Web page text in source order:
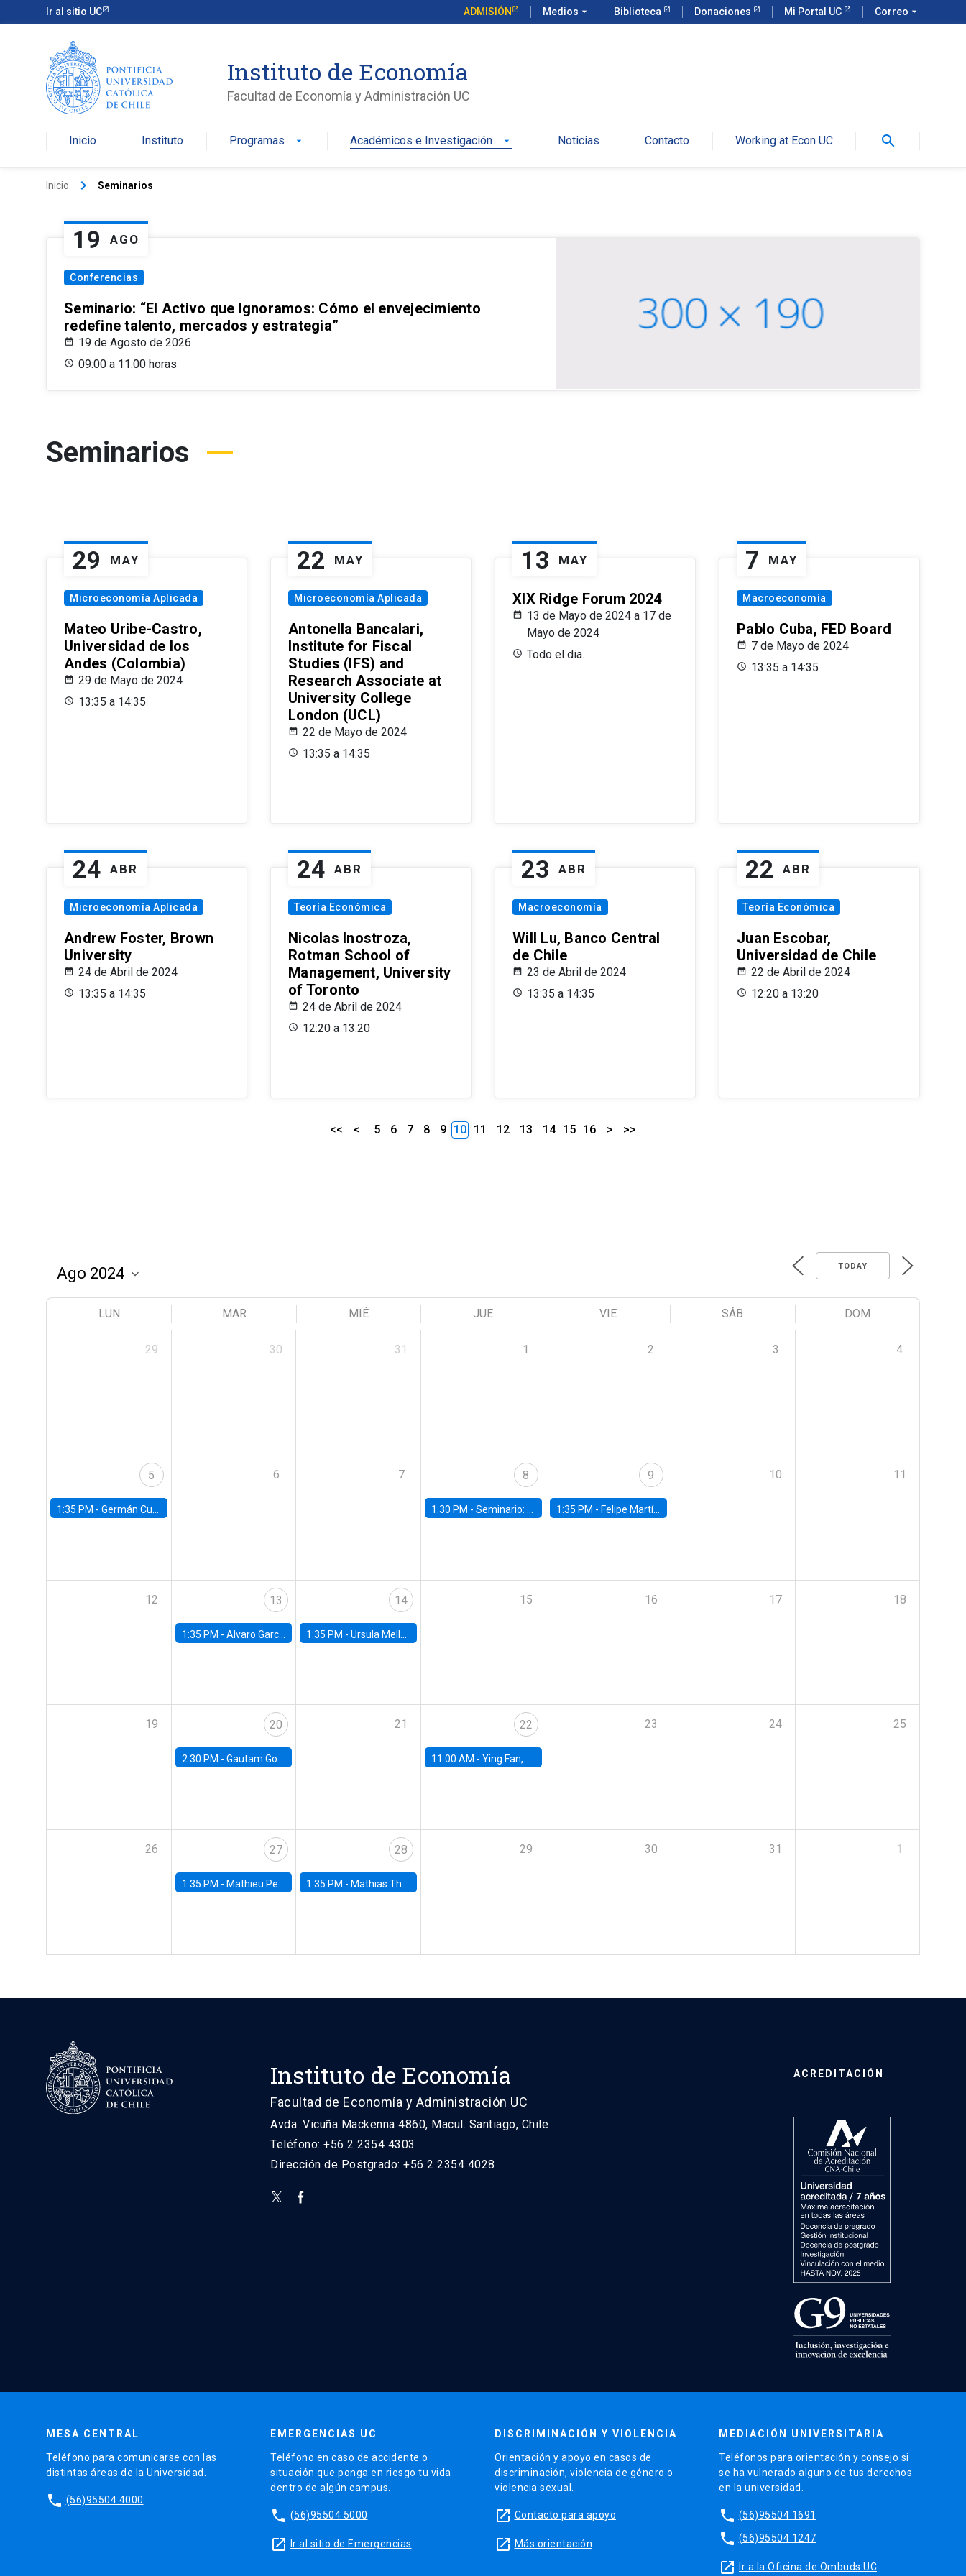
Ir al sitio UC ADMISIÓN Medios arrow_drop_down Biblioteca Donaciones Mi Portal UC Correo arrow_drop_down
Instituto de Economía
Facultad de Economía y Administración UC
Inicio Instituto Programas arrow_drop_down Académicos e Investigación arrow_drop_down Noticias Contacto Working at Econ UC search
Inicio keyboard_arrow_right Seminarios
19 AGO
Conferencias
Seminario: “El Activo que Ignoramos: Cómo el envejecimiento
redefine talento, mercados y estrategia”
19 de Agosto de 2026
09:00 a 11:00 horas
Seminarios
29 MAY
Microeconomía Aplicada
Mateo Uribe-Castro,
Universidad de los
Andes (Colombia)
29 de Mayo de 2024
13:35 a 14:35
22 MAY
Microeconomía Aplicada
Antonella Bancalari,
Institute for Fiscal
Studies (IFS) and
Research Associate at
University College
London (UCL)
22 de Mayo de 2024
13:35 a 14:35
13 MAY
XIX Ridge Forum 2024
13 de Mayo de 2024 a 17 de
Mayo de 2024
Todo el dia.
7 MAY
Macroeconomía
Pablo Cuba, FED Board
7 de Mayo de 2024
13:35 a 14:35
24 ABR
Microeconomía Aplicada
Andrew Foster, Brown
University
24 de Abril de 2024
13:35 a 14:35
24 ABR
Teoría Económica
Nicolas Inostroza,
Rotman School of
Management, University
of Toronto
24 de Abril de 2024
12:20 a 13:20
23 ABR
Macroeconomía
Will Lu, Banco Central
de Chile
23 de Abril de 2024
13:35 a 14:35
22 ABR
Teoría Económica
Juan Escobar,
Universidad de Chile
22 de Abril de 2024
12:20 a 13:20
<< < 5 6 7 8 9 10 11 12 13 14 15 16 > >>
TODAY
LUN MAR MIÉ JUE VIE SÁB DOM
29 30 31 1 2 3 4
5
1:35 PM - Germán Cubas, University of Houston
6 7 8
1:30 PM -Seminario: “Recuperando la humanidad para progresar en la era de la IA»
9
1:35 PM - Felipe Martínez, alumno Doctorado en Economía UC
10 11
12 13
1:35 PM - Alvaro Garcia-Marin, Universidad de Los Andes
14
1:35 PM -Ursula Mello, Insper - Institute of Education and Research
15 16 17 18
19 20
2:30 PM - Gautam Gowrisankaran, Columbia University
21 22
11:00 AM -Ying Fan, University of Michigan
23 24 25
26 27
1:35 PM - Mathieu Pedemonte, IDB
28
1:35 PM - Mathias Thoenig, University of Lausanne
29 30 31 1
Instituto de Economía
Facultad de Economía y Administración UC
Avda. Vicuña Mackenna 4860, Macul. Santiago, Chile
Teléfono: +56 2 2354 4303
Dirección de Postgrado: +56 2 2354 4028
ACREDITACIÓN
MESA CENTRAL
Teléfono para comunicarse con las
distintas áreas de la Universidad.
phone (56)95504 4000
EMERGENCIAS UC
Teléfono en caso de accidente o
situación que ponga en riesgo tu vida
dentro de algún campus.
phone (56)95504 5000
launch Ir al sitio de Emergencias
DISCRIMINACIÓN Y VIOLENCIA
Orientación y apoyo en casos de
discriminación, violencia de género o
violencia sexual.
launch Contacto para apoyo
launch Más orientación
MEDIACIÓN UNIVERSITARIA
Teléfonos para orientación y consejo si
se ha vulnerado alguno de tus derechos
en la universidad.
phone (56)95504 1691
phone (56)95504 1247
launch Ir a la Oficina de Ombuds UC